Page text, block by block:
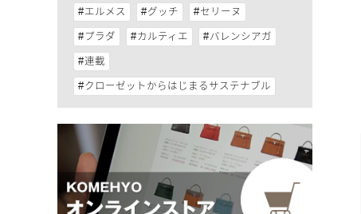
エルメス グッチ セリーヌ
プラダ カルティエ バレンシアガ
連載
クローゼットからはじまるサステナブル